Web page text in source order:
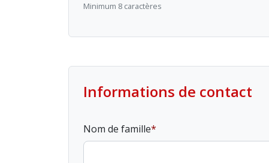
Minimum 8 caractères
Informations de contact
Nom de famille